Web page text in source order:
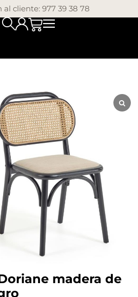
al cliente: 977 39 38 78
madera de